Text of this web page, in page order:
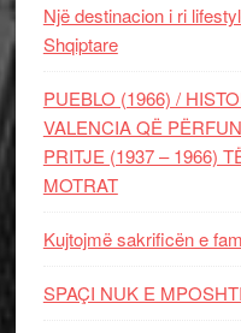
Një destinacion i ri
Shqiptare
PUEBLO (1966) /
VALENCIA QË
PRITJE (1937 – 1966)
MOTRAT
Kujtojmë sakrificën e
SPAÇI NUK E